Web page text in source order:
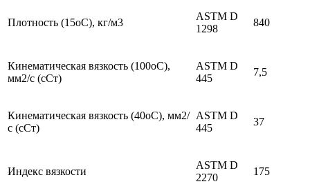
Плотность (15оС), кг/м3
ASTM D
1298
840
Кинематическая вязкость (100оC),
мм2/с (сСт)
ASTM D
445
7,5
Кинематическая вязкость (40оC), мм2/
с (сСт)
ASTM D
445
37
Индекс вязкости
ASTM D
2270
175